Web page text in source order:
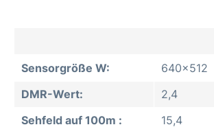
Sensorgröße W:
640x512
DMR-Wert:
2,4
Sehfeld auf 100m :
15,4